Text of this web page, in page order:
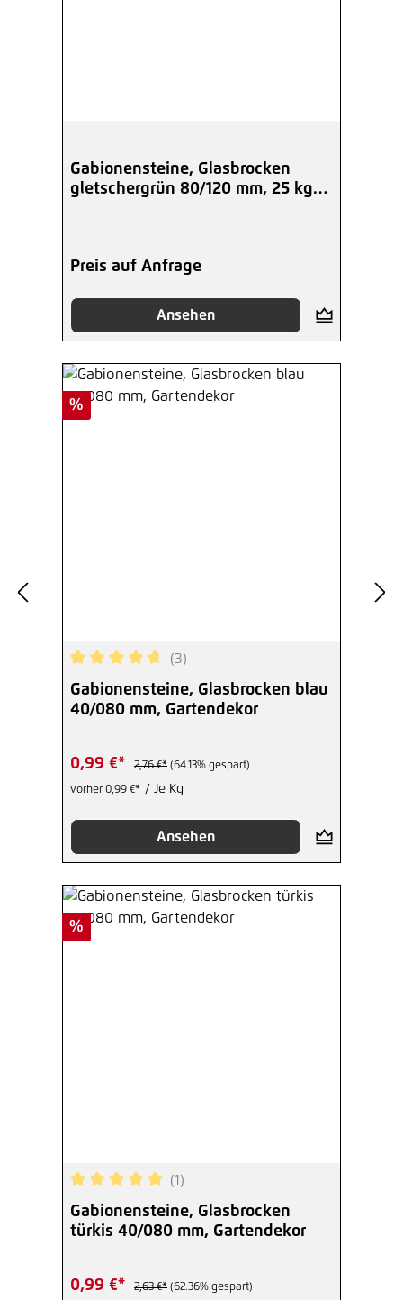
Gabionensteine, Glasbrocken
gletschergrün 80/120 mm, 25 kg
Preis auf Anfrage
Ansehen
Rabatt
%
Durchschnittliche Bewertung von 4.67 von 5
(3)
Gabionensteine, Glasbrocken blau
40/080 mm, Gartendekor
0,99 €* 2,76 €* (64.13% gespart)
vorher 0,99 €* / Je Kg
Ansehen
Rabatt
%
Durchschnittliche Bewertung von 5 von 5
(1)
Gabionensteine, Glasbrocken
türkis 40/080 mm, Gartendekor
0,99 €* 2,63 €* (62.36% gespart)